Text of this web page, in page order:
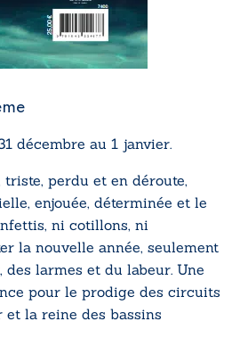
décembre au 1 janvier.
triste, perdu et en déroute,
enjouée, déterminée et le
ni cotillons, ni
la nouvelle année, seulement
des larmes et du labeur. Une
pour le prodige des circuits
la reine des bassins